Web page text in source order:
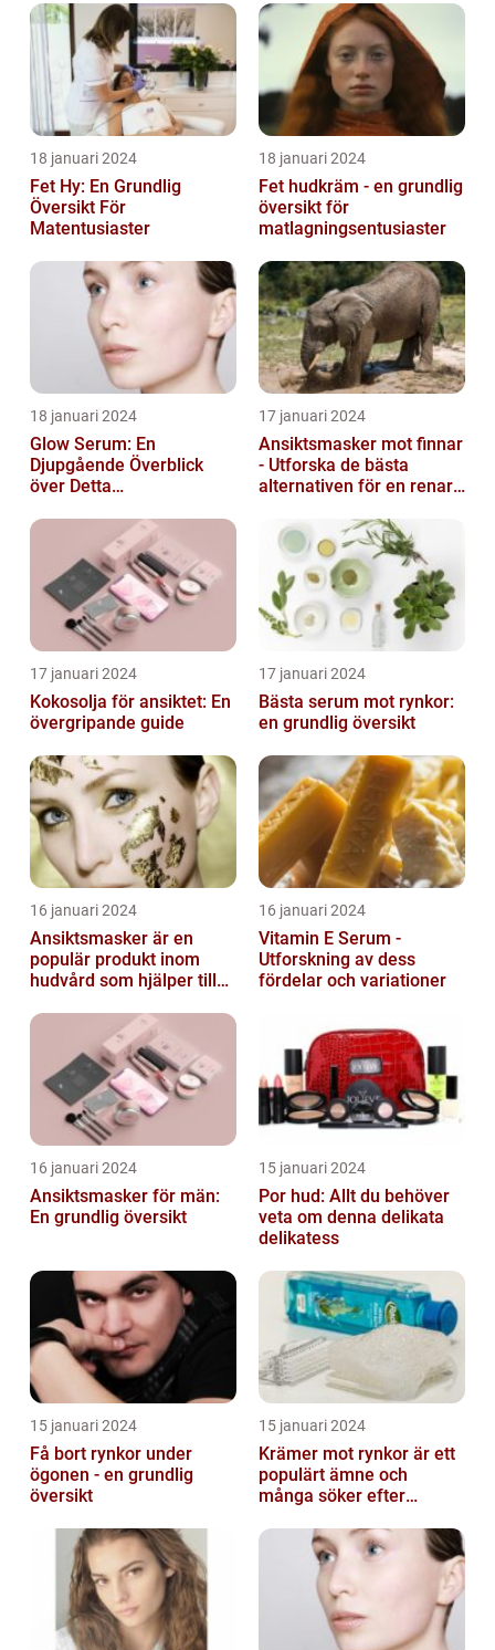
18 januari 2024
Fet Hy: En Grundlig
Översikt För
Matentusiaster
18 januari 2024
Fet hudkräm - en grundlig
översikt för
matlagningsentusiaster
18 januari 2024
Glow Serum: En
Djupgående Överblick
över Detta
17 januari 2024
Ansiktsmasker mot finnar
- Utforska de bästa
alternativen för en renare
17 januari 2024
Kokosolja för ansiktet: En
övergripande guide
17 januari 2024
Bästa serum mot rynkor:
en grundlig översikt
16 januari 2024
Ansiktsmasker är en
populär produkt inom
hudvård som hjälper till
näring åt hud...
16 januari 2024
Vitamin E Serum -
Utforskning av dess
fördelar och variationer
16 januari 2024
Ansiktsmasker för män:
En grundlig översikt
15 januari 2024
Por hud: Allt du behöver
veta om denna delikata
delikatess
15 januari 2024
Få bort rynkor under
ögonen - en grundlig
översikt
15 januari 2024
Krämer mot rynkor är ett
populärt ämne och
många söker efter
fungerar